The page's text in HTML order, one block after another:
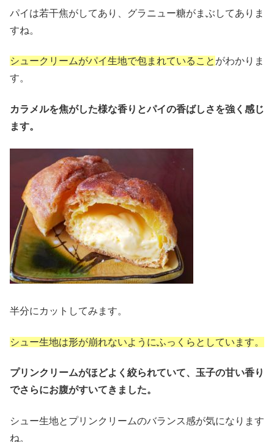
パイは若干焦がしてあり、グラニュー糖がまぶしてありま
すね。
シュークリームがパイ生地で包まれていること がわかりま
す。
カラメルを焦がした様な香りとパイの香ばしさを強く感じ
ます。
半分にカットしてみます。
シュー生地は形が崩れないようにふっくらとしています。
プリンクリームがほどよく絞られていて、玉子の甘い香り
でさらにお腹がすいてきました。
シュー生地とプリンクリームのバランス感が気になります
ね。